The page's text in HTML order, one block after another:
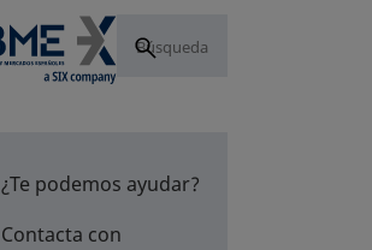
¿Te podemos ayudar?
Contacta con